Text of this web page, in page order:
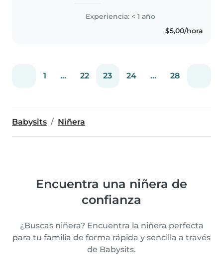
me encanta me agrada cuidar
niños .
Experiencia: < 1 año
$5,00/hora
1 ... 22 23 24 ... 28
Babysits Niñera
Encuentra una niñera de
confianza
¿Buscas niñera? Encuentra la niñera perfecta
para tu familia de forma rápida y sencilla a través
de Babysits.